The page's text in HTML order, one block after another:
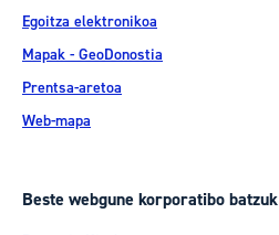
Egoitza elektronikoa
Mapak - GeoDonostia
Prentsa-aretoa
Web-mapa
Beste webgune korporatibo batzuk